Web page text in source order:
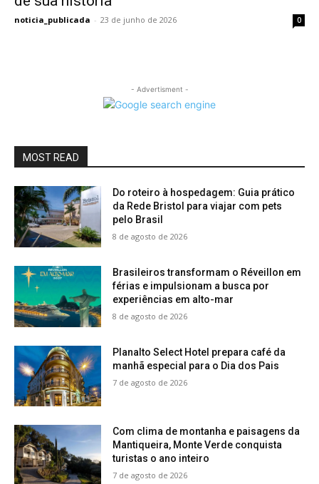
noticia_publicada - 23 de junho de 2026 0
- Advertisment -
MOST READ
Do roteiro à hospedagem: Guia prático
da Rede Bristol para viajar com pets
pelo Brasil
8 de agosto de 2026
Brasileiros transformam o Réveillon em
férias e impulsionam a busca por
experiências em alto-mar
8 de agosto de 2026
Planalto Select Hotel prepara café da
manhã especial para o Dia dos Pais
7 de agosto de 2026
Com clima de montanha e paisagens da
Mantiqueira, Monte Verde conquista
turistas o ano inteiro
7 de agosto de 2026